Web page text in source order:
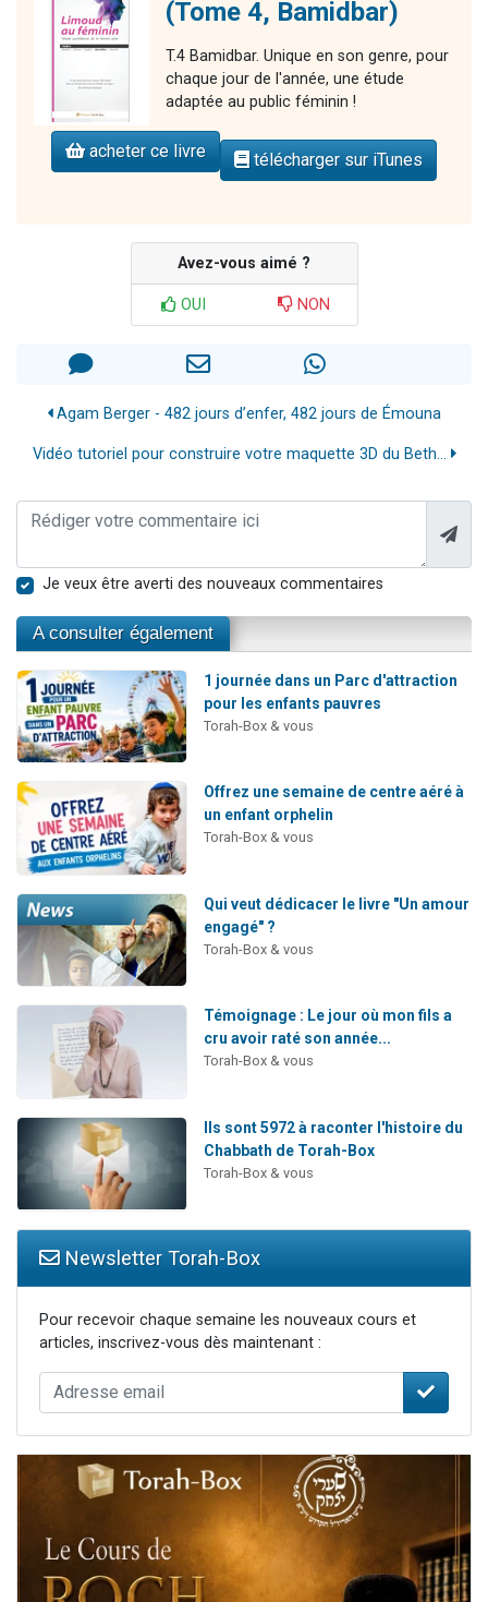
(Tome 4, Bamidbar)
T.4 Bamidbar. Unique en son genre, pour
chaque jour de l'année, une étude
adaptée au public féminin !
acheter ce livre télécharger sur iTunes
Avez-vous aimé ?
OUI NON
Agam Berger - 482 jours d’enfer, 482 jours de Émouna
Vidéo tutoriel pour construire votre maquette 3D du Beth...
Je veux être averti des nouveaux commentaires
A consulter également
1 journée dans un Parc d'attraction
pour les enfants pauvres
Torah-Box & vous
Offrez une semaine de centre aéré à
un enfant orphelin
Torah-Box & vous
Qui veut dédicacer le livre "Un amour
engagé" ?
Torah-Box & vous
Témoignage : Le jour où mon fils a
cru avoir raté son année...
Torah-Box & vous
Ils sont 5972 à raconter l'histoire du
Chabbath de Torah-Box
Torah-Box & vous
Newsletter Torah-Box
Pour recevoir chaque semaine les nouveaux cours et
articles, inscrivez-vous dès maintenant :